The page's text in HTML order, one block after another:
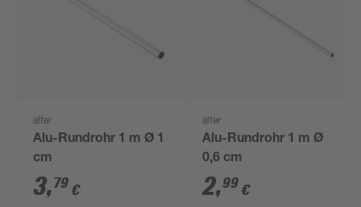
alfer
Alu-Rundrohr 1 m Ø 1
cm
3,79 €
alfer
Alu-Rundrohr 1 m Ø
0,6 cm
2,99 €